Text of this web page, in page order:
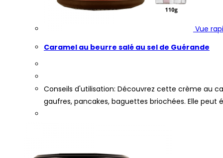
Vue
Caramel au beurre salé au sel de Guérande
Conseils d'utilisation: Découvrez cette crème au
gaufres, pancakes, baguettes briochées. Elle